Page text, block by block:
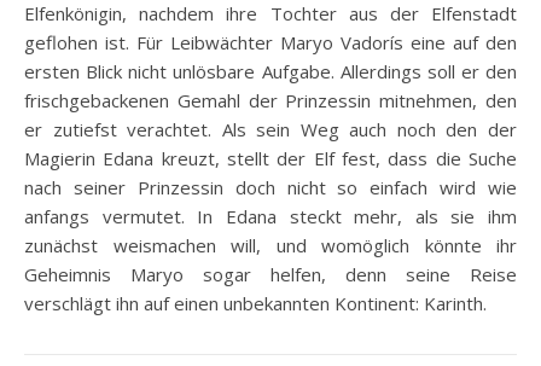
Elfenkönigin, nachdem ihre Tochter aus der Elfenstadt
geflohen ist. Für Leibwächter Maryo Vadorís eine auf den
ersten Blick nicht unlösbare Aufgabe. Allerdings soll er den
frischgebackenen Gemahl der Prinzessin mitnehmen, den
er zutiefst verachtet. Als sein Weg auch noch den der
Magierin Edana kreuzt, stellt der Elf fest, dass die Suche
nach seiner Prinzessin doch nicht so einfach wird wie
anfangs vermutet. In Edana steckt mehr, als sie ihm
zunächst weismachen will, und womöglich könnte ihr
Geheimnis Maryo sogar helfen, denn seine Reise
verschlägt ihn auf einen unbekannten Kontinent: Karinth.